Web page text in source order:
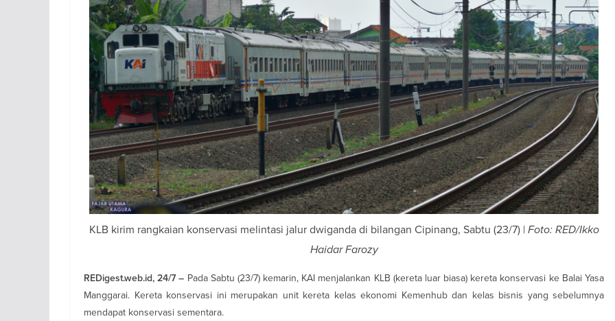
KLB kirim rangkaian konservasi melintasi jalur dwiganda di bilangan Cipinang, Sabtu (23/7) | Foto: RED/Ikko
Haidar Farozy
REDigest.web.id, 24/7 – Pada Sabtu (23/7) kemarin, KAI menjalankan KLB (kereta luar biasa) kereta konservasi ke Balai Yasa
Manggarai. Kereta konservasi ini merupakan unit kereta kelas ekonomi Kemenhub dan kelas bisnis yang sebelumnya
mendapat konservasi sementara.